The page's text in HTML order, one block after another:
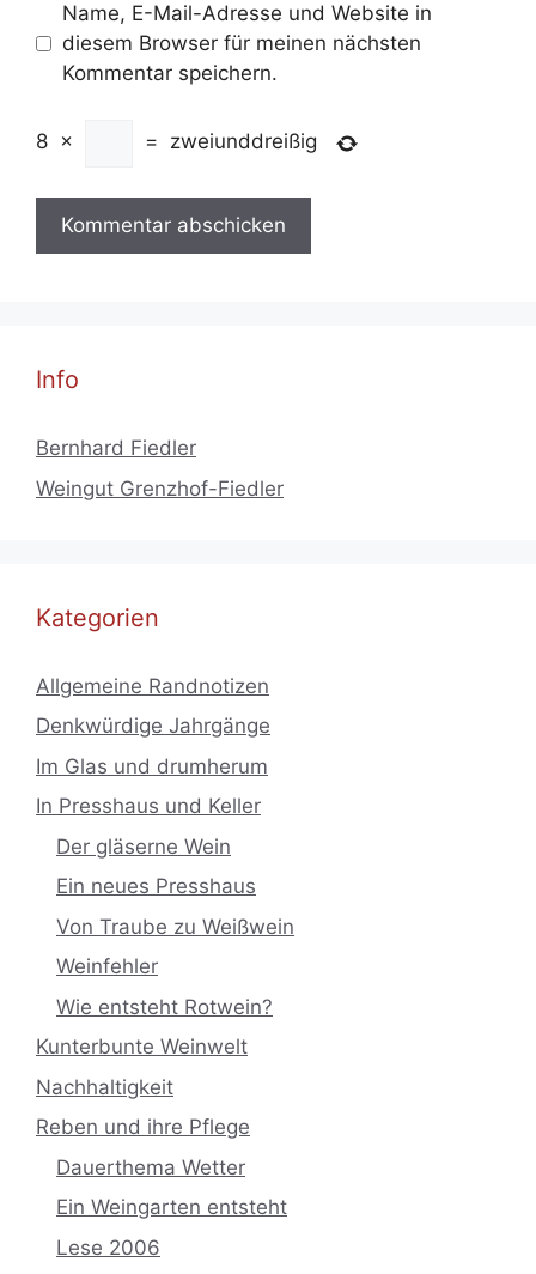
Name, E-Mail-Adresse und Website in
diesem Browser für meinen nächsten
Kommentar speichern.
8 × = zweiunddreißig
Info
Bernhard Fiedler
Weingut Grenzhof-Fiedler
Kategorien
Allgemeine Randnotizen
Denkwürdige Jahrgänge
Im Glas und drumherum
In Presshaus und Keller
Der gläserne Wein
Ein neues Presshaus
Von Traube zu Weißwein
Weinfehler
Wie entsteht Rotwein?
Kunterbunte Weinwelt
Nachhaltigkeit
Reben und ihre Pflege
Dauerthema Wetter
Ein Weingarten entsteht
Lese 2006